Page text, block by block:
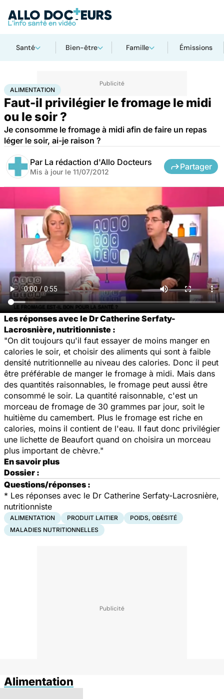
Santé Bien-être Famille Émissions
AccueilSantéMaladies Alimentation
ALIMENTATION
Faut-il privilégier le fromage le midi
ou le soir ?
Je consomme le fromage à midi afin de faire un repas
léger le soir, ai-je raison ?
Par La rédaction d'Allo Docteurs
Mis à jour le 11/07/2012
Partager
Les réponses avec le Dr Catherine Serfaty-
Lacrosnière, nutritionniste :
"On dit toujours qu'il faut essayer de moins manger en
calories le soir, et choisir des aliments qui sont à faible
densité nutritionnelle au niveau des calories. Donc il peut
être préférable de manger le fromage à midi. Mais dans
des quantités raisonnables, le fromage peut aussi être
consommé le soir. La quantité raisonnable, c'est un
morceau de fromage de 30 grammes par jour, soit le
huitième du camembert. Plus le fromage est riche en
calories, moins il contient de l'eau. Il faut donc privilégier
une lichette de Beaufort quand on choisira un morceau
plus important de chèvre."
En savoir plus
Dossier :
Questions/réponses :
* Les réponses avec le Dr Catherine Serfaty-Lacrosnière,
nutritionniste
ALIMENTATION PRODUIT LAITIER
POIDS, OBÉSITÉ
MALADIES NUTRITIONNELLES
Alimentation